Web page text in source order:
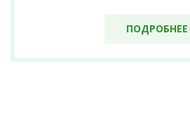
ПОДРОБНЕЕ